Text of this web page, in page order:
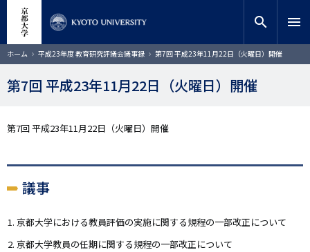
コ
ン
ン
移
サイト内検索
検索
search menu
ホーム 平成23年度 教育研究評議会議事録 第7回 平成23年11月22日（火曜日）開催
第7回 平成23年11月22日（火曜日）開催
第7回 平成23年11月22日（火曜日）開催
議事
京都大学における教員評価の実施に関する規程の一部改正について
京都大学教員の任期に関する規程の一部改正について